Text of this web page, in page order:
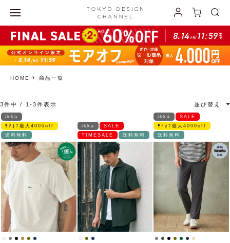
HOME 商品一覧
並び替え
3件中 1 -3件表示
ikka
ﾓｱｵﾌ最大4000off
送料無料
ikka
SALE
TIMESALE
送料無料
ikka
SALE
ﾓｱｵﾌ最大4000off
送料無料